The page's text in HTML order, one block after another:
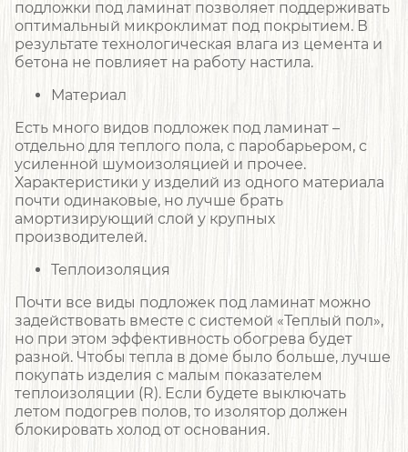
подложки под ламинат позволяет поддерживать
оптимальный микроклимат под покрытием. В
результате технологическая влага из цемента и
бетона не повлияет на работу настила.
Материал
Есть много видов подложек под ламинат –
отдельно для теплого пола, с паробарьером, с
усиленной шумоизоляцией и прочее.
Характеристики у изделий из одного материала
почти одинаковые, но лучше брать
амортизирующий слой у крупных
производителей.
Теплоизоляция
Почти все виды подложек под ламинат можно
задействовать вместе с системой «Теплый пол»,
но при этом эффективность обогрева будет
разной. Чтобы тепла в доме было больше, лучше
покупать изделия с малым показателем
теплоизоляции (R). Если будете выключать
летом подогрев полов, то изолятор должен
блокировать холод от основания.